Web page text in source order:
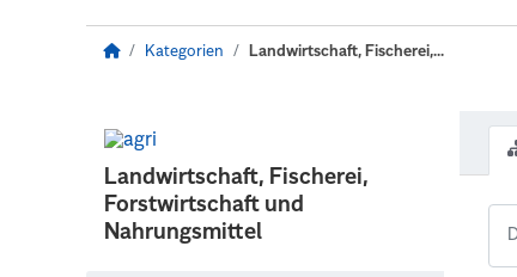
Kategorien Landwirtschaft, Fischerei,...
Landwirtschaft, Fischerei,
Forstwirtschaft und
Nahrungsmittel